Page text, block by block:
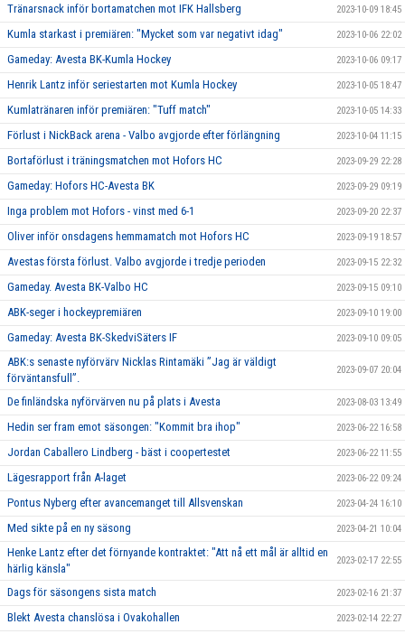
Tränarsnack inför bortamatchen mot IFK Hallsberg 2023-10-09 18:45
Kumla starkast i premiären: "Mycket som var negativt idag" 2023-10-06 22:02
Gameday: Avesta BK-Kumla Hockey 2023-10-06 09:17
Henrik Lantz inför seriestarten mot Kumla Hockey 2023-10-05 18:47
Kumlatränaren inför premiären: "Tuff match" 2023-10-05 14:33
Förlust i NickBack arena - Valbo avgjorde efter förlängning 2023-10-04 11:15
Bortaförlust i träningsmatchen mot Hofors HC 2023-09-29 22:28
Gameday: Hofors HC-Avesta BK 2023-09-29 09:19
Inga problem mot Hofors - vinst med 6-1 2023-09-20 22:37
Oliver inför onsdagens hemmamatch mot Hofors HC 2023-09-19 18:57
Avestas första förlust. Valbo avgjorde i tredje perioden 2023-09-15 22:32
Gameday. Avesta BK-Valbo HC 2023-09-15 09:10
ABK-seger i hockeypremiären 2023-09-10 19:00
Gameday: Avesta BK-SkedviSäters IF 2023-09-10 09:05
ABK:s senaste nyförvärv Nicklas Rintamäki ”Jag är väldigt
förväntansfull”.
2023-09-07 20:04
De finländska nyförvärven nu på plats i Avesta 2023-08-03 13:49
Hedin ser fram emot säsongen: "Kommit bra ihop" 2023-06-22 16:58
Jordan Caballero Lindberg - bäst i coopertestet 2023-06-22 11:55
Lägesrapport från A-laget 2023-06-22 09:24
Pontus Nyberg efter avancemanget till Allsvenskan 2023-04-24 16:10
Med sikte på en ny säsong 2023-04-21 10:04
Henke Lantz efter det förnyande kontraktet: "Att nå ett mål är alltid en
härlig känsla"
2023-02-17 22:55
Dags för säsongens sista match 2023-02-16 21:37
Blekt Avesta chanslösa i Ovakohallen 2023-02-14 22:27